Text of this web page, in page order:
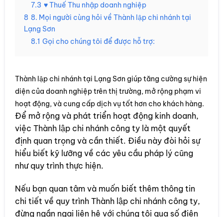
7.3 ♥ Thuế Thu nhập doanh nghiệp
8 8. Mọi người cùng hỏi về Thành lập chi nhánh tại
Lạng Sơn
8.1 Gọi cho chúng tôi để được hỗ trợ:
Thành lập chi nhánh tại Lạng Sơn giúp tăng cường sự hiện
diện của doanh nghiệp trên thị trường, mở rộng phạm vi
hoạt động, và cung cấp dịch vụ tốt hơn cho khách hàng.
Để mở rộng và phát triển hoạt động kinh doanh,
việc Thành lập chi nhánh công ty là một quyết
định quan trọng và cần thiết. Điều này đòi hỏi sự
hiểu biết kỹ lưỡng về các yêu cầu pháp lý cũng
như quy trình thực hiện.
Nếu bạn quan tâm và muốn biết thêm thông tin
chi tiết về quy trình Thành lập chi nhánh công ty,
đừng ngần ngại liên hệ với chúng tôi qua số điện